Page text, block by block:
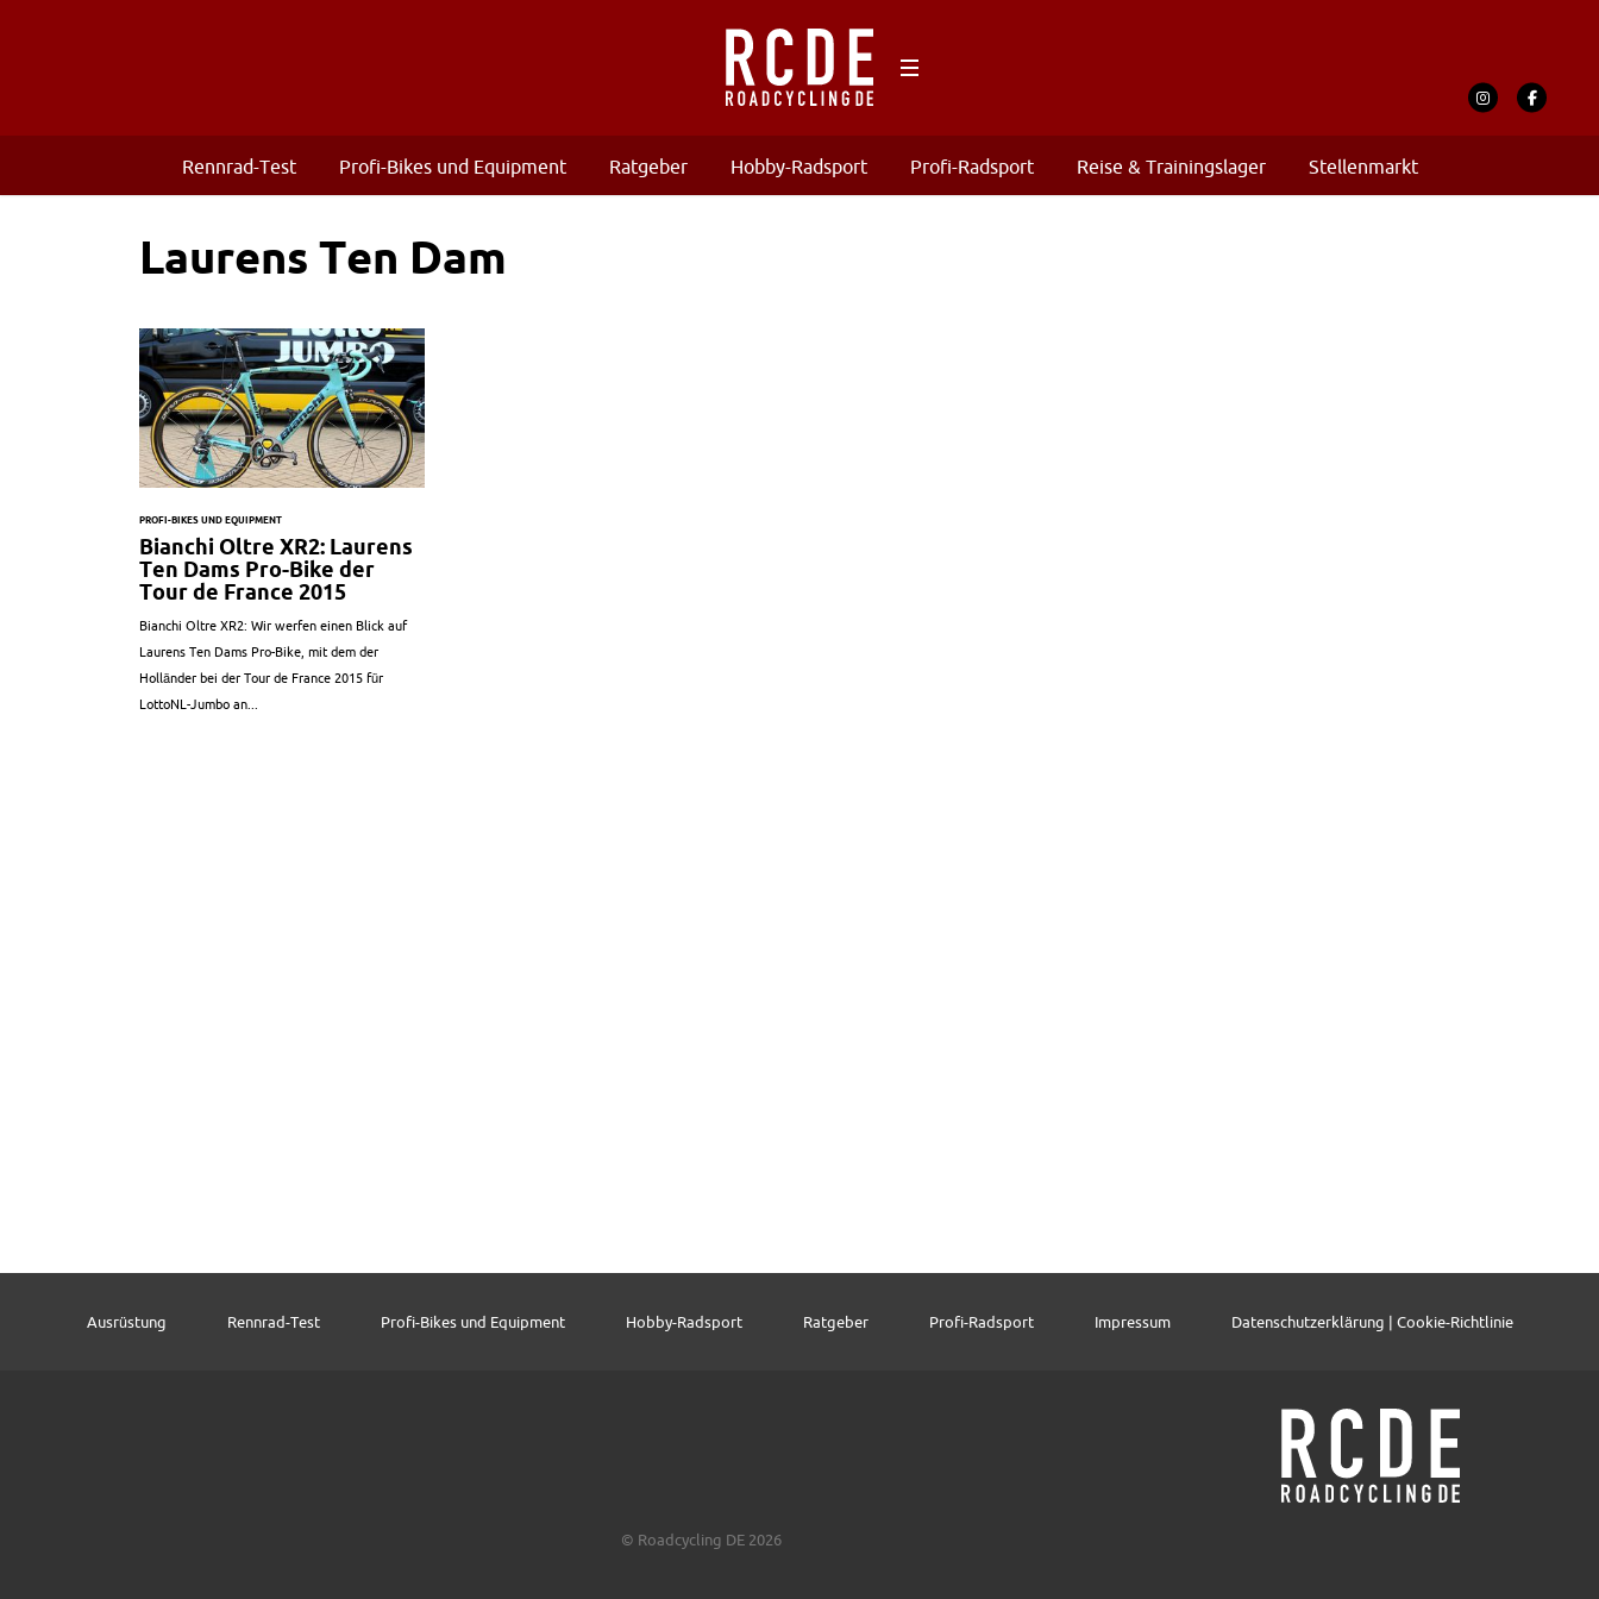
Rennrad-Test Profi-Bikes und Equipment Ratgeber Hobby-Radsport Profi-Radsport Reise & Trainingslager Stellenmarkt
Laurens Ten Dam
PROFI-BIKES UND EQUIPMENT
Bianchi Oltre XR2: Laurens
Ten Dams Pro-Bike der
Tour de France 2015
Bianchi Oltre XR2: Wir werfen einen Blick auf
Laurens Ten Dams Pro-Bike, mit dem der
Holländer bei der Tour de France 2015 für
LottoNL-Jumbo an...
Ausrüstung Rennrad-Test Profi-Bikes und Equipment Hobby-Radsport Ratgeber Profi-Radsport Impressum Datenschutzerklärung | Cookie-Richtlinie
© Roadcycling DE 2026